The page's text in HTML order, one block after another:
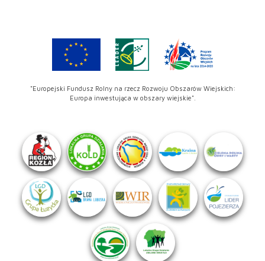
"Europejski Fundusz Rolny na rzecz Rozwoju Obszarów Wiejskich:
Europa inwestująca w obszary wiejskie".